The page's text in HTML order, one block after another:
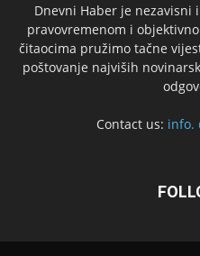
Dnevni Haber je
pravovremenom i
čitaocima pružimo tačne
poštovanje najviših
Contact us: info.